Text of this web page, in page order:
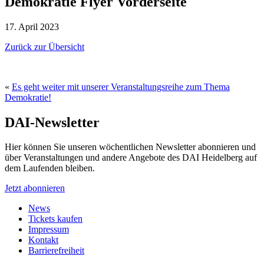
17. April 2023
Zurück zur Übersicht
« Es geht weiter mit unserer Veranstaltungsreihe zum Thema
Demokratie!
DAI-Newsletter
Hier können Sie unseren wöchentlichen Newsletter abonnieren und
über Veranstaltungen und andere Angebote des DAI Heidelberg auf
dem Laufenden bleiben.
Jetzt abonnieren
News
Tickets kaufen
Impressum
Kontakt
Barrierefreiheit